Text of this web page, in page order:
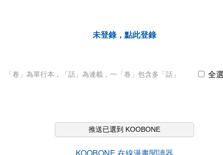
未登錄，點此登錄
「卷」為單行本，「話」為連載，一「卷」包含多「話」 全
推送已選到 KOOBONE